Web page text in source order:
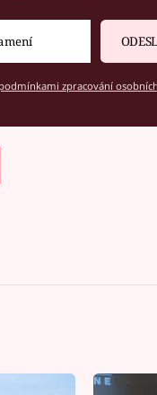
podmínkami zpracování